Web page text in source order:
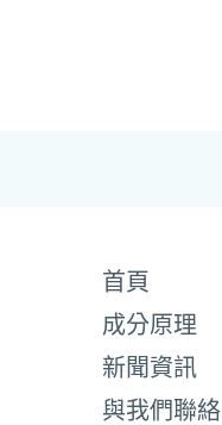
首頁
成分原理
新聞資訊
與我們聯絡